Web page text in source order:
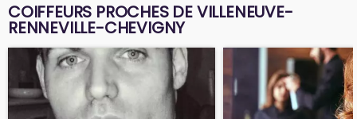
COIFFEURS PROCHES DE VILLENEUVE-
RENNEVILLE-CHEVIGNY